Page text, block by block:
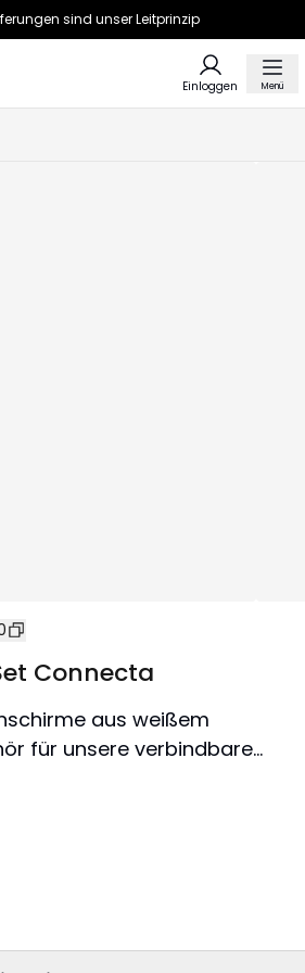
sind unser Leitprinzip
Einloggen Menü
Connecta
aus weißem
für unsere verbindbare
Connecta und das